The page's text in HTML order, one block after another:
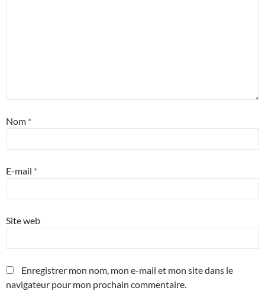
Nom *
E-mail *
Site web
Enregistrer mon nom, mon e-mail et mon site dans le
navigateur pour mon prochain commentaire.